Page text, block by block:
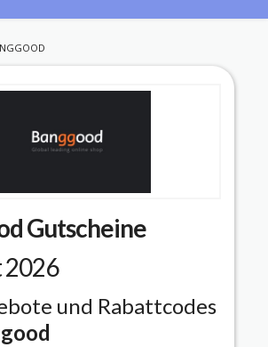
Gutscheine
2026
und Rabattcodes